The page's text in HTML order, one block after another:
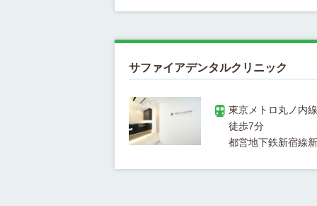
サファイアデンタルクリニック
東京メトロ丸ノ内